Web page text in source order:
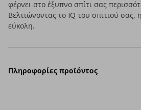
φέρνει στο έξυπνο σπίτι σας
Βελτιώνοντας το IQ του σπιτιού σας,
εύκολη.
Πληροφορίες προϊόντος